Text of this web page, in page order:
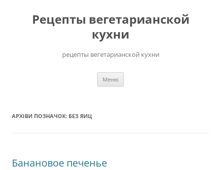
Рецепты вегетарианской
кухни
рецепты вегетарианской кухни
Меню
АРХІВИ ПОЗНАЧОК: БЕЗ ЯИЦ
Банановое печенье